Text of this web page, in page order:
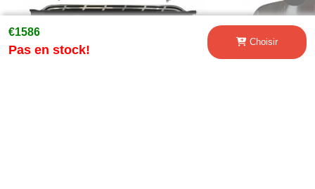
€1586
Pas en stock!
Choisir